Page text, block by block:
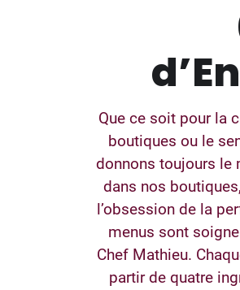
Que ce soit pour la
boutiques ou le
donnons toujours le
dans nos
l’obsession de la
menus sont
Chef Mathieu.
partir de quatre